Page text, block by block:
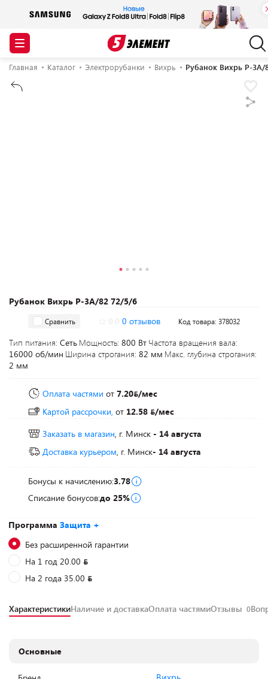
Главная Каталог Электрорубанки Вихрь Рубанок Вихрь Р-3А/
Рубанок Вихрь Р-3А/82 72/5/6
Программа Защита +
Без расширенной гарантии
На 1 год 20.00
На 2 года 35.00
Сравнить 0 отзывов Код товара: 378032
Тип питания: Сеть Мощность: 800 Вт Частота вращения вала:
16000 об/мин Ширина строгания: 82 мм Макс. глубина строгания:
2 мм
Оплата частями от 7.20 /мес
Картой рассрочки, от 12.58
/мес
Заказать в магазин, г. Минск - 14 августа
Доставка курьером, г. Минск- 14 августа
Бонусы к начислению:3.78
Списание бонусов:до 25%
ХарактеристикиНаличие и доставкаОплата частямиОтзывы 0
Основные